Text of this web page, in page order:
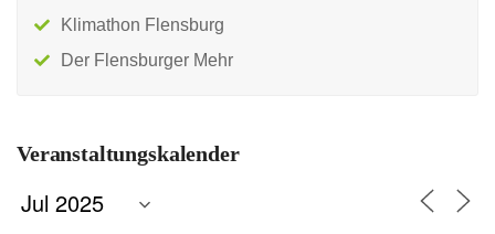
Klimathon Flensburg
Der Flensburger Mehr
Veranstaltungskalender